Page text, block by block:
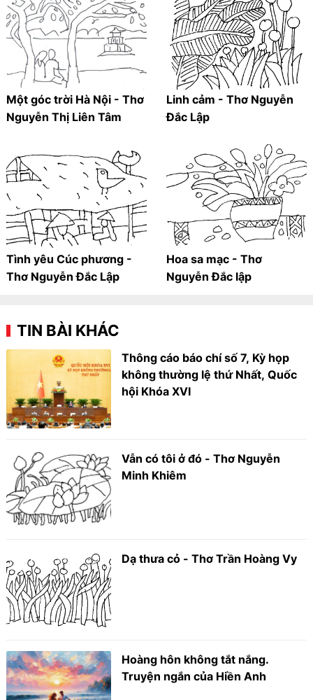
Một góc trời Hà Nội - Thơ
Nguyễn Thị Liên Tâm
Linh cảm - Thơ Nguyễn
Đắc Lập
Tình yêu Cúc phương -
Thơ Nguyễn Đắc Lập
Hoa sa mạc - Thơ
Nguyễn Đắc lập
TIN BÀI KHÁC
Thông cáo báo chí số 7, Kỳ họp
không thường lệ thứ Nhất, Quốc
hội Khóa XVI
Vẫn có tôi ở đó - Thơ Nguyễn
Minh Khiêm
Dạ thưa cỏ - Thơ Trần Hoàng Vy
Hoàng hôn không tắt nắng.
Truyện ngắn của Hiền Anh